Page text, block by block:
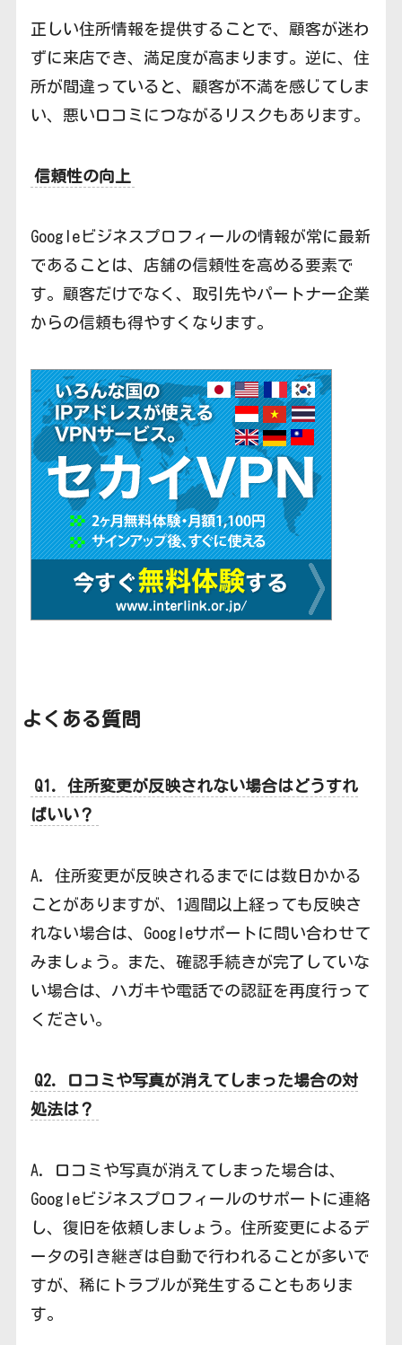
正しい住所情報を提供することで、顧客が迷わ
ずに来店でき、満足度が高まります。逆に、住
所が間違っていると、顧客が不満を感じてしま
い、悪い口コミにつながるリスクもあります。
信頼性の向上
Googleビジネスプロフィールの情報が常に最新
であることは、店舗の信頼性を高める要素で
す。顧客だけでなく、取引先やパートナー企業
からの信頼も得やすくなります。
よくある質問
Q1. 住所変更が反映されない場合はどうすれ
ばいい？
A. 住所変更が反映されるまでには数日かかる
ことがありますが、1週間以上経っても反映さ
れない場合は、Googleサポートに問い合わせて
みましょう。また、確認手続きが完了していな
い場合は、ハガキや電話での認証を再度行って
ください。
Q2. 口コミや写真が消えてしまった場合の対
処法は？
A. 口コミや写真が消えてしまった場合は、
Googleビジネスプロフィールのサポートに連絡
し、復旧を依頼しましょう。住所変更によるデ
ータの引き継ぎは自動で行われることが多いで
すが、稀にトラブルが発生することもありま
す。